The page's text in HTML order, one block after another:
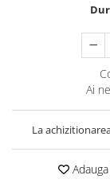
Ai
La
Adauga